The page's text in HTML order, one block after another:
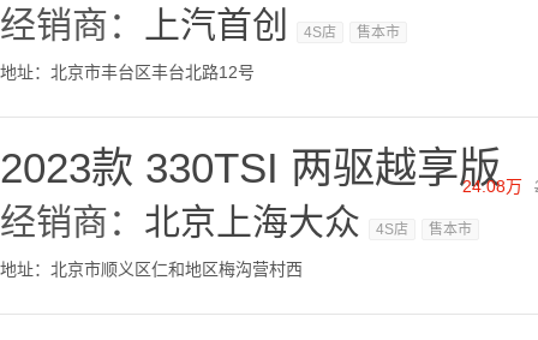
经销商： 上汽首创 4S店 售本市
地址：北京市丰台区丰台北路12号
2023款 330TSI 两驱越享版
经销商： 北京上海大众 4S店 售本市
地址：北京市顺义区仁和地区梅沟营村西
24.08万